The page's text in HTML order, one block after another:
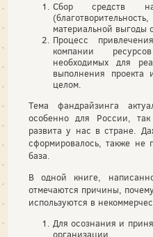
Сбор средств
материальной выгоды
Процесс
компании
необходимых для
выполнения
целом.
Тема фандрайзинга
особенно для России, так
развита у нас в стране.
сформировалось, также не
база.
В одной книге,
отмечаются причины,
используются в
Для осознания и
организации.